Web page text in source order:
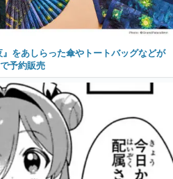
をあしらった傘やトートバッグなどが
予約販売